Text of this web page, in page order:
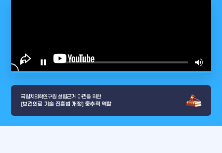
play_arrow pause volume_up
국립치의학연구원 설립근거 마련을 위한
[보건의료 기술 진흥법 개정] 중추적 역할